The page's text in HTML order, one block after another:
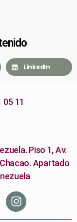
LinkedIn
05 11
Piso 1, Av.
Apartado